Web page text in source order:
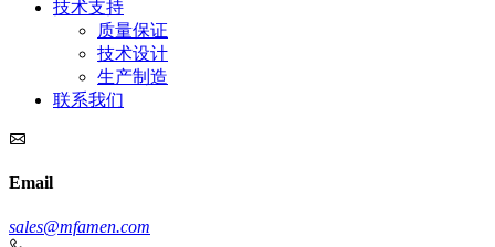
技术支持
质量保证
技术设计
生产制造
联系我们
Email
sales@mfamen.com